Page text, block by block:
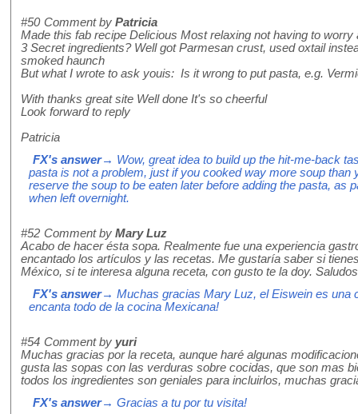
#50 Comment by Patricia
Made this fab recipe Delicious Most relaxing not having to worry
3 Secret ingredients? Well got Parmesan crust, used oxtail
smoked haunch
But what I wrote to ask youis: Is it wrong to put pasta, e.g.
With thanks great site Well done It's so cheerful
Look forward to reply
Patricia
FX's answer→ Wow, great idea to build up the hit-me-back
pasta is not a problem, just if you cooked way more soup than
reserve the soup to be eaten later before adding the pasta, as
when left overnight.
#52 Comment by Mary Luz
Acabo de hacer ésta sopa. Realmente fue una experiencia
encantado los artículos y las recetas. Me gustaría saber si
México, si te interesa alguna receta, con gusto te la doy.
FX's answer→ Muchas gracias Mary Luz, el Eiswein es una
encanta todo de la cocina Mexicana!
#54 Comment by yuri
Muchas gracias por la receta, aunque haré algunas
gusta las sopas con las verduras sobre cocidas, que son mas
todos los ingredientes son geniales para incluirlos, muchas
FX's answer→ Gracias a tu por tu visita!